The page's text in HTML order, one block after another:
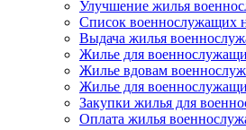
Улучшение жилья
Список военнослужащих
Выдача жилья
Жилье для
Жилье вдовам
Жилье для
Закупки жилья для
Оплата жилья